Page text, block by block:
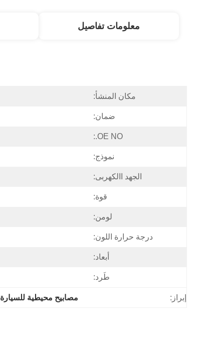
معلومات تفاصيل
مكان المنشأ:
ضمان:
OE NO.:
نموذج:
الجهد االكهربى:
قوة:
لومن:
درجة حرارة اللون:
أبعاد:
طَرد:
إبراز: مصابيح محيطية للسيارة IP 67 LED